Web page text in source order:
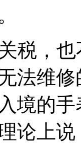
税，也
法维
境的
论上